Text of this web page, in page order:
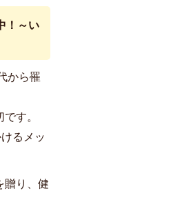
！～い
から罹
す。
るメッ
贈り、健